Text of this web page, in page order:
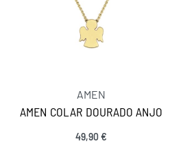
AMEN
AMEN COLAR DOURADO ANJO
49,90€